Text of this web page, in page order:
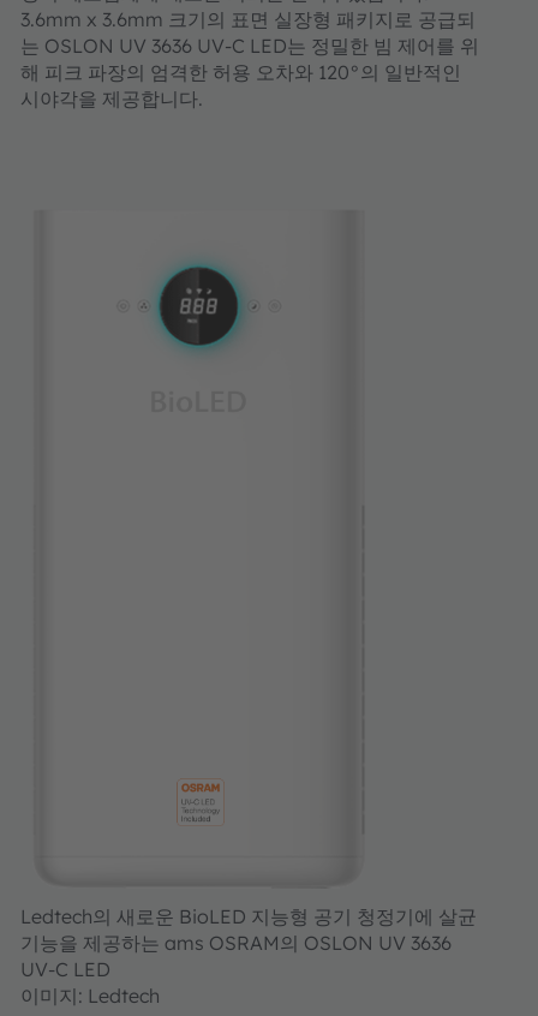
3.6mm x 3.6mm 크기의 표면 실장형 패키지로 공급되
는 OSLON UV 3636 UV-C LED는 정밀한 빔 제어를 위
해 피크 파장의 엄격한 허용 오차와 120°의 일반적인
시야각을 제공합니다.
Ledtech의 새로운 BioLED 지능형 공기 청정기에 살균
기능을 제공하는 ams OSRAM의 OSLON UV 3636
UV-C LED
이미지: Ledtech